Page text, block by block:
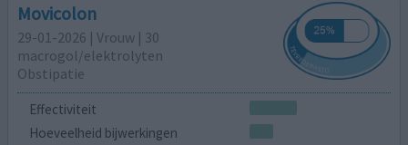
Movicolon
29-01-2026 | Vrouw | 30
macrogol/elektrolyten
Obstipatie
Effectiviteit
Hoeveelheid bijwerkingen